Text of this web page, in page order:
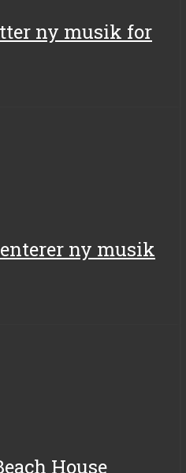
ny musik for
ny musik
House